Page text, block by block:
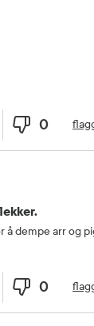
0
å dempe arr og
0